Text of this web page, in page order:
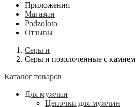
Приложения
Магазин
Podzoloto
Отзывы
Серьги
Серьги позолоченные с камнем
Каталог товаров
Для мужчин
Цепочки для мужчин